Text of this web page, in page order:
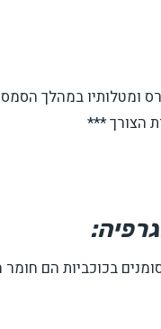
ומטלותיו במהלך
הצורך ***
בכוכביות הם חומר